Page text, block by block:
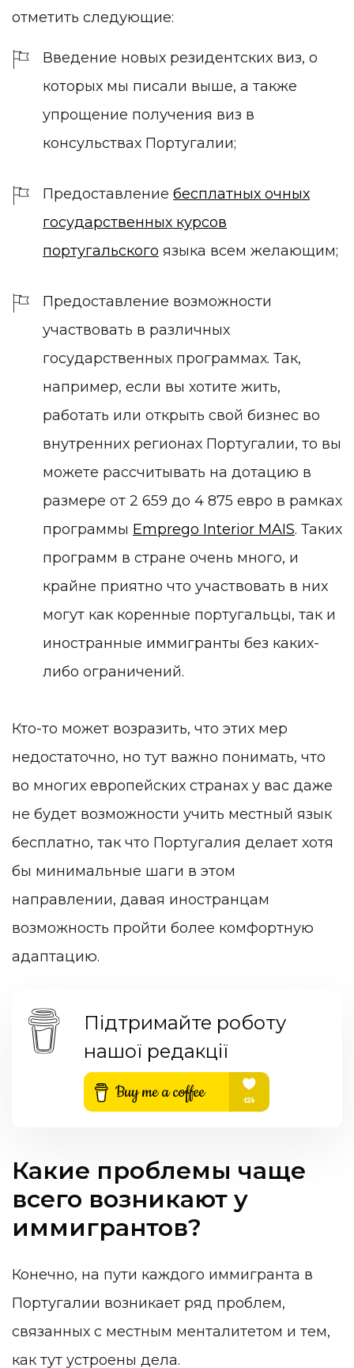
отметить следующие:
Введение новых резидентских виз, о
которых мы писали выше, а также
упрощение получения виз в
консульствах Португалии;
Предоставление бесплатных очных
государственных курсов
португальского языка всем желающим;
Предоставление возможности
участвовать в различных
государственных программах. Так,
например, если вы хотите жить,
работать или открыть свой бизнес во
внутренних регионах Португалии, то вы
можете рассчитывать на дотацию в
размере от 2 659 до 4 875 евро в рамках
программы Emprego Interior MAIS. Таких
программ в стране очень много, и
крайне приятно что участвовать в них
могут как коренные португальцы, так и
иностранные иммигранты без каких-
либо ограничений.
Кто-то может возразить, что этих мер
недостаточно, но тут важно понимать, что
во многих европейских странах у вас даже
не будет возможности учить местный язык
бесплатно, так что Португалия делает хотя
бы минимальные шаги в этом
направлении, давая иностранцам
возможность пройти более комфортную
адаптацию.
Підтримайте роботу
нашої редакції
Какие проблемы чаще
всего возникают у
иммигрантов?
Конечно, на пути каждого иммигранта в
Португалии возникает ряд проблем,
связанных с местным менталитетом и тем,
как тут устроены дела.